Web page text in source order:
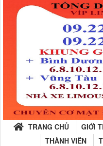
TRANG CHỦ GIỚI
THÀNH VIÊN